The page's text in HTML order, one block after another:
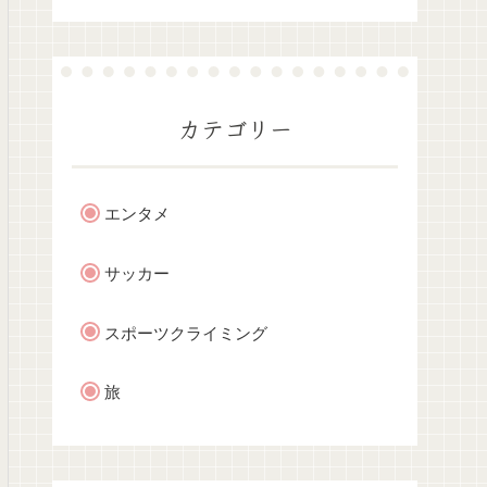
カテゴリー
エンタメ
サッカー
スポーツクライミング
旅